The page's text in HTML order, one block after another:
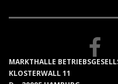
MARKTHALLE
KLOSTERWALL 11